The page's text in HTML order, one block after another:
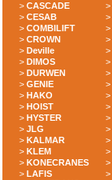
> CASCADE >
> CESAB >
> COMBILIFT >
> CROWN >
> Deville >
> DIMOS >
> DURWEN >
> GENIE >
> HAKO >
> HOIST >
> HYSTER >
> JLG >
> KALMAR >
> KLEM >
> KONECRANES >
> LAFIS >